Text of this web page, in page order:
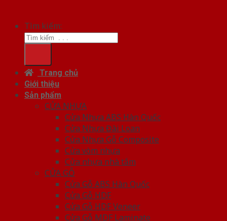
Tìm kiếm:
Trang chủ
Giới thiệu
Sản phẩm
CỬA NHỰA
Cửa Nhựa ABS Hàn Quốc
Cửa Nhựa Đài Loan
Cửa Nhựa Gỗ Composite
Cửa vòm nhựa
Cửa nhựa nhà tắm
CỬA GỖ
Cửa Gỗ ABS Hàn Quốc
Cửa Gỗ HDF
Cửa Gỗ HDF Veneer
Cửa Gỗ MDF Laminate